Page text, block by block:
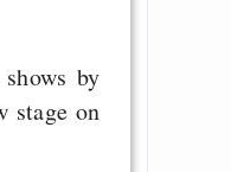
by
stage on